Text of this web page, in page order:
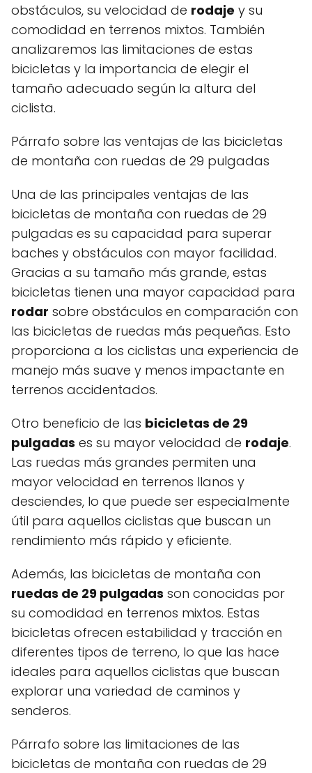
obstáculos, su velocidad de rodaje y su
comodidad en terrenos mixtos. También
analizaremos las limitaciones de estas
bicicletas y la importancia de elegir el
tamaño adecuado según la altura del
ciclista.
Párrafo sobre las ventajas de las bicicletas
de montaña con ruedas de 29 pulgadas
Una de las principales ventajas de las
bicicletas de montaña con ruedas de 29
pulgadas es su capacidad para superar
baches y obstáculos con mayor facilidad.
Gracias a su tamaño más grande, estas
bicicletas tienen una mayor capacidad para
rodar sobre obstáculos en comparación con
las bicicletas de ruedas más pequeñas. Esto
proporciona a los ciclistas una experiencia de
manejo más suave y menos impactante en
terrenos accidentados.
Otro beneficio de las bicicletas de 29
pulgadas es su mayor velocidad de rodaje.
Las ruedas más grandes permiten una
mayor velocidad en terrenos llanos y
desciendes, lo que puede ser especialmente
útil para aquellos ciclistas que buscan un
rendimiento más rápido y eficiente.
Además, las bicicletas de montaña con
ruedas de 29 pulgadas son conocidas por
su comodidad en terrenos mixtos. Estas
bicicletas ofrecen estabilidad y tracción en
diferentes tipos de terreno, lo que las hace
ideales para aquellos ciclistas que buscan
explorar una variedad de caminos y
senderos.
Párrafo sobre las limitaciones de las
bicicletas de montaña con ruedas de 29